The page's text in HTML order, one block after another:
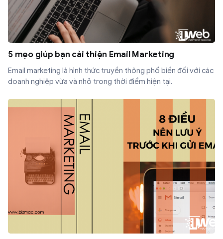
5 mẹo giúp bạn cải thiện Email Marketing
Email marketing là hình thức truyền thông phổ biến đối với các
doanh nghiệp vừa và nhỏ trong thời điểm hiện tại.